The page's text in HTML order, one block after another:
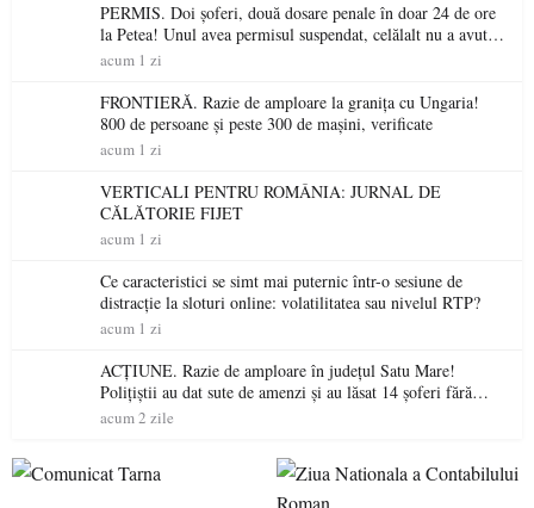
PERMIS. Doi șoferi, două dosare penale în doar 24 de ore
la Petea! Unul avea permisul suspendat, celălalt nu a avut
niciodată permis
acum 1 zi
FRONTIERĂ. Razie de amploare la granița cu Ungaria!
800 de persoane și peste 300 de mașini, verificate
acum 1 zi
VERTICALI PENTRU ROMÂNIA: JURNAL DE
CĂLĂTORIE FIJET
acum 1 zi
Ce caracteristici se simt mai puternic într-o sesiune de
distracție la sloturi online: volatilitatea sau nivelul RTP?
acum 1 zi
ACȚIUNE. Razie de amploare în județul Satu Mare!
Polițiștii au dat sute de amenzi și au lăsat 14 șoferi fără
permis într-o singură zi
acum 2 zile